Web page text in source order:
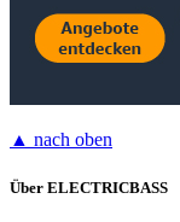
▲ nach oben
Über ELECTRICBASS